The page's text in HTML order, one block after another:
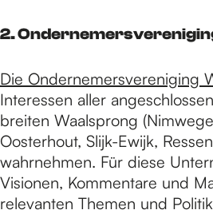
2.
Die Ondernemersvereniging
Interessen aller
breiten Waalsprong
Oosterhout, Slijk-Ewijk,
wahrnehmen. Für diese
Visionen, Kommentare und
relevanten Themen und